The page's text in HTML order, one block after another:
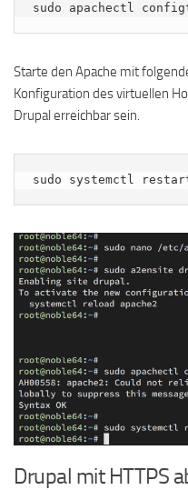
sudo apachectl
Starte den Apache mit
Konfiguration des virtuellen
Drupal erreichbar sein.
sudo systemctl
Drupal mit HTTPS